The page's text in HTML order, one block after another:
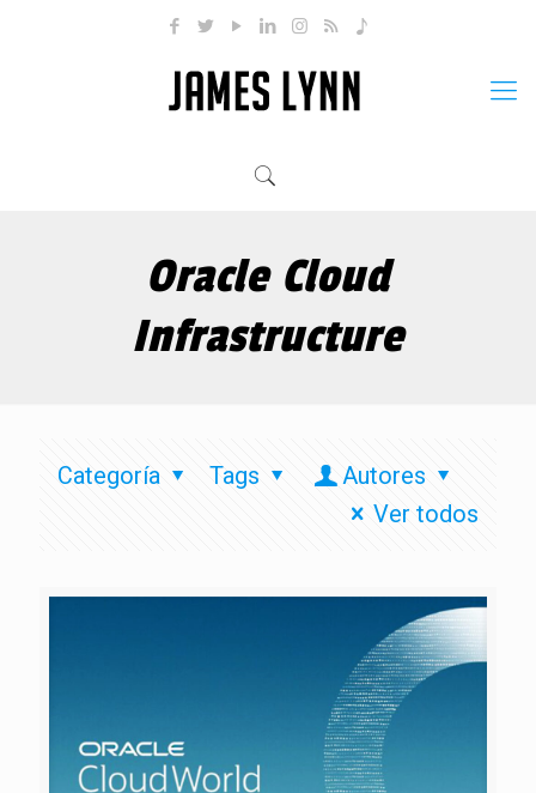
Oracle Cloud
Infrastructure
Categoría Tags
Autores
Ver todos